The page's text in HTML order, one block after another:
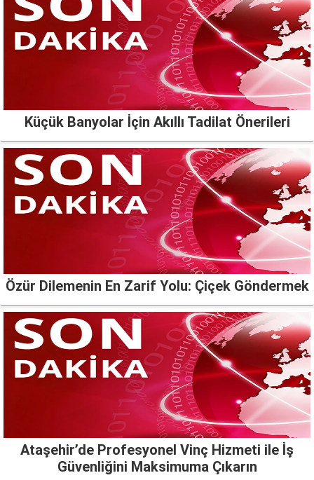
Küçük Banyolar İçin Akıllı Tadilat Önerileri
Özür Dilemenin En Zarif Yolu: Çiçek Göndermek
Ataşehir’de Profesyonel Vinç Hizmeti ile İş
Güvenliğini Maksimuma Çıkarın